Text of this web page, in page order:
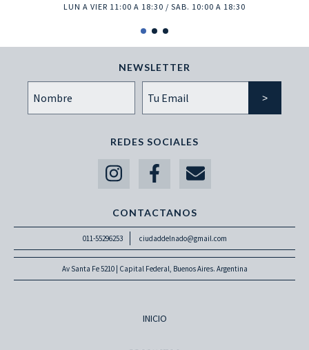
LUN A VIER 11:00 A 18:30 / SAB. 10:00 A 18:30
NEWSLETTER
REDES SOCIALES
CONTACTANOS
011-55296253 ciudaddelnado@gmail.com
Av Santa Fe 5210 | Capital Federal, Buenos Aires. Argentina
INICIO